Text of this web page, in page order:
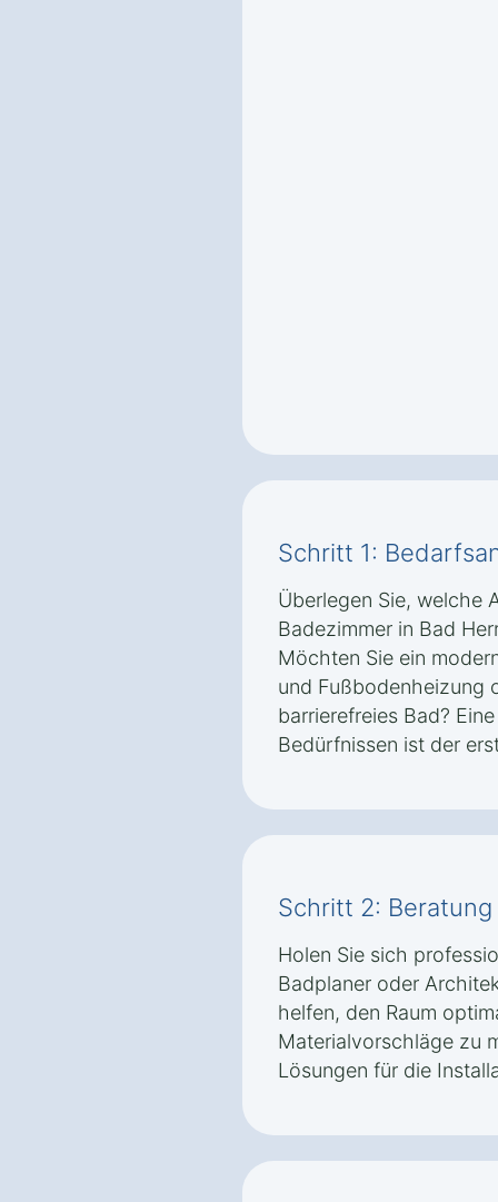
Schritt 1:
Überlegen Sie, welche
Badezimmer in Bad
Möchten Sie ein
und Fußbodenheizung
barrierefreies Bad?
Bedürfnissen ist der
Schritt 2:
Holen Sie sich
Badplaner oder
helfen, den Raum
Materialvorschläge zu
Lösungen für die